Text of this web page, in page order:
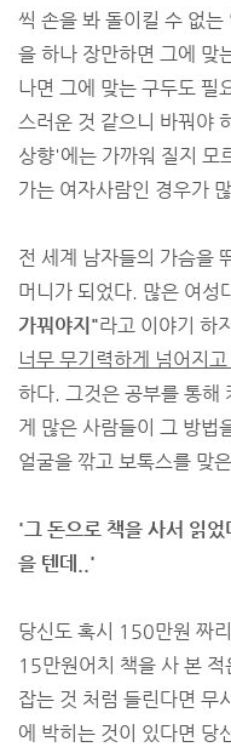
씩 손을 봐 돌이킬 수 없
을 하나 장만하면 그에 맞
나면 그에 맞는 구두도 필
스러운 것 같으니 바꿔야
상향'에는 가까워 질지 모
가는 여자사람인 경우가
전 세계 남자들의 가슴을
머니가 되었다. 많은 여성
가꿔야지"라고 이야기 하
너무 무기력하게 넘어지
하다. 그것은 공부를 통해
게 많은 사람들이 그 방법
얼굴을 깎고 보톡스를 맞
'그 돈으로 책을 사서 읽
을 텐데..'
당신도 혹시 150만원 짜
15만원어치 책을 사 본
잡는 것 처럼 들린다면 무
에 박히는 것이 있다면 당